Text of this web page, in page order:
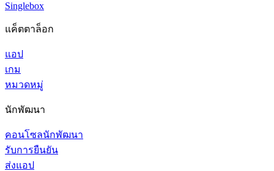
Singlebox
แค็ตตาล็อก
แอป
เกม
หมวดหมู่
นักพัฒนา
คอนโซลนักพัฒนา
รับการยืนยัน
ส่งแอป